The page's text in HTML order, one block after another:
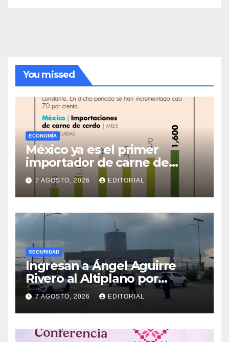
You missed
ECONOMÍA
México ya es el primer
importador de carne de
cerdo en el mundo
7 AGOSTO, 2026 EDITORIAL
SEGURIDAD
Ingresan a Ángel Aguirre
Rivero al Altiplano por
presunta destrucción de
evidencias de caso
Ayotzinapa
7 AGOSTO, 2026 EDITORIAL